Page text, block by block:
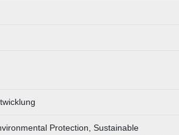
Protection, Sustainable